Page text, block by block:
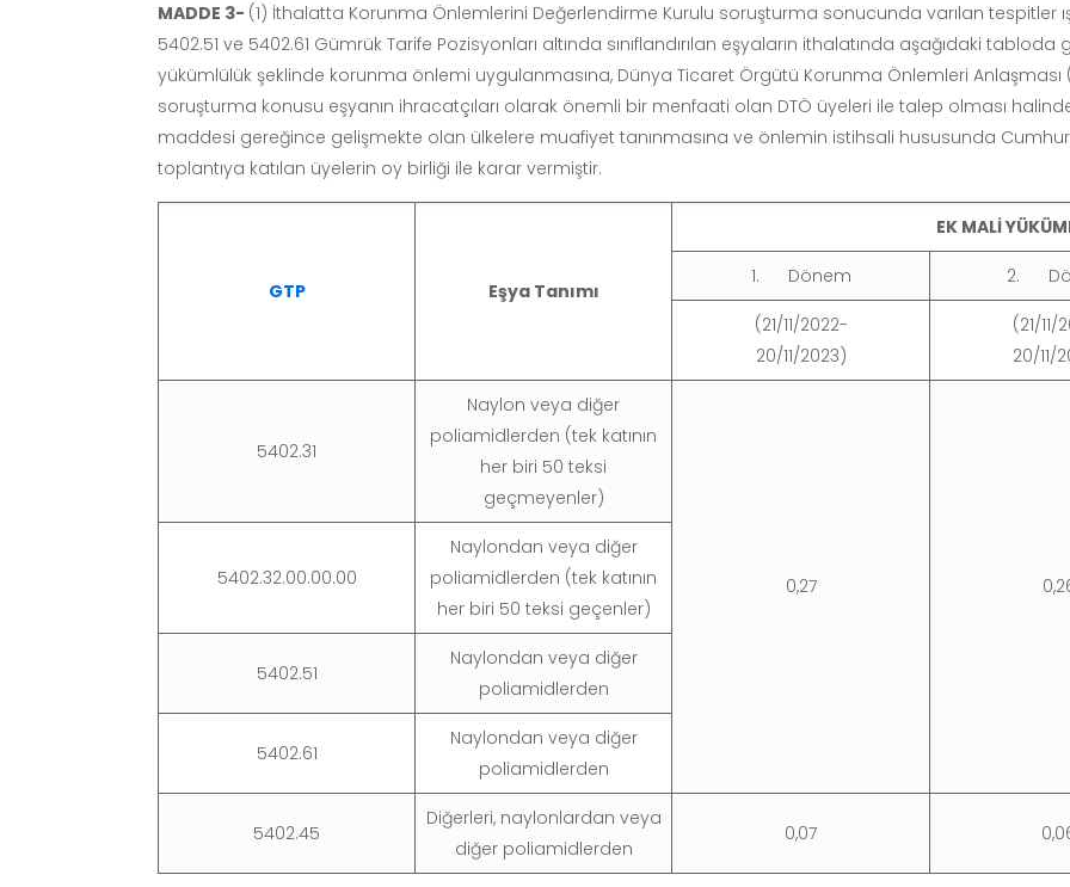
MADDE 3- (1) İthalatta Korunma Önlemlerini Değerlendirme Kurulu soruşturma sonucunda varılan tespitler
5402.51 ve 5402.61 Gümrük Tarife Pozisyonları altında sınıflandırılan eşyaların ithalatında aşağıdaki
yükümlülük şeklinde korunma önlemi uygulanmasına, Dünya Ticaret Örgütü Korunma Önlemleri Anlaşması
soruşturma konusu eşyanın ihracatçıları olarak önemli bir menfaati olan DTÖ üyeleri ile talep olması
maddesi gereğince gelişmekte olan ülkelere muafiyet tanınmasına ve önlemin istihsali hususunda
toplantıya katılan üyelerin oy birliği ile karar vermiştir.
GTP Eşya Tanımı
EK MALİ
1. Dönem 2.
(21/11/2022-
20/11/2023)
(21/11/
20/11/
5402.31
Naylon veya diğer
poliamidlerden (tek katının
her biri 50 teksi
geçmeyenler)
0,27
5402.32.00.00.00
Naylondan veya diğer
poliamidlerden (tek katının
her biri 50 teksi geçenler)
5402.51
Naylondan veya diğer
poliamidlerden
5402.61
Naylondan veya diğer
poliamidlerden
5402.45
Diğerleri, naylonlardan veya
diğer poliamidlerden
0,07